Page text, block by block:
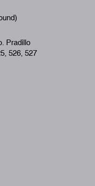
Pradillo
526, 527